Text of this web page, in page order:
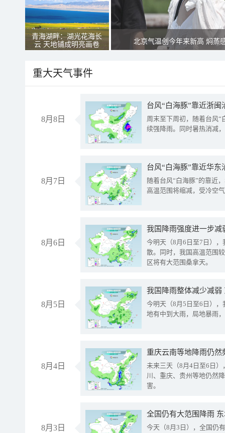
青海湖畔：湖光花海长
云 天地铺成明亮画卷
北京气温创今年来新高 焖蒸
重大天气事件
8月8日
台风“白海豚”靠近浙
周末至下周初，随着台风“
续强降雨。同时暑热消减
8月7日
台风“白海豚”靠近华
随着台风“白海豚”的靠近
高温范围将缩减，受冷空
8月6日
今明天（8月6日至7日）
散。同时，我国高温范围
区将有大范围桑拿天。
8月5日
我国降雨整体减少减弱
今明天（8月5日至6日）
地有中到大雨，局地暴雨
8月4日
重庆云南等地降雨仍然
未来三天（8月4日至6日
川、重庆、贵州等地仍然
害。
8月3日
全国仍有大范围降雨
今天（8月3日），全国仍